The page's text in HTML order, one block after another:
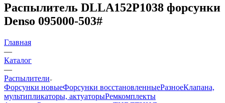
Распылитель DLLA152P1038 форсунки
Denso 095000-503#
Главная
—
Каталог
—
Распылители
Форсунки новыеФорсунки восстановленныеРазноеКлапана,
мультипликаторы, актуаторыРемкомплекты